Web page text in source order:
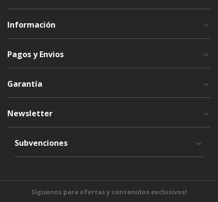
Información
Pagos y Envios
Garantía
Newsletter
Subvenciones
Siguenos para ofertas y contenidos exclusivos!